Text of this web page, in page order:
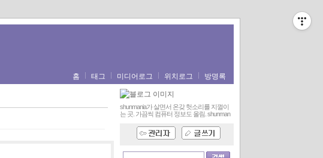
홈 태그 미디어로그 위치로그 방명록
shunmania가 살면서 온갖 헛소리를 지껄이
는 곳. 가끔씩 컴퓨터 정보도 올림. shunman